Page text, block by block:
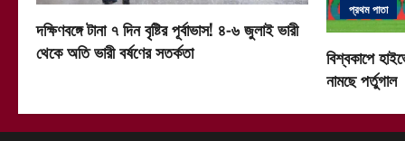
দক্ষিণবঙ্গে টানা ৭ দিন বৃষ্টির পূর্বাভাস! ৪-৬ জুলাই ভারী
থেকে অতি ভারী বর্ষণের সতর্কতা
প্রথম পাতা
বিশ্বকাপে
নামছে পর্তুগাল